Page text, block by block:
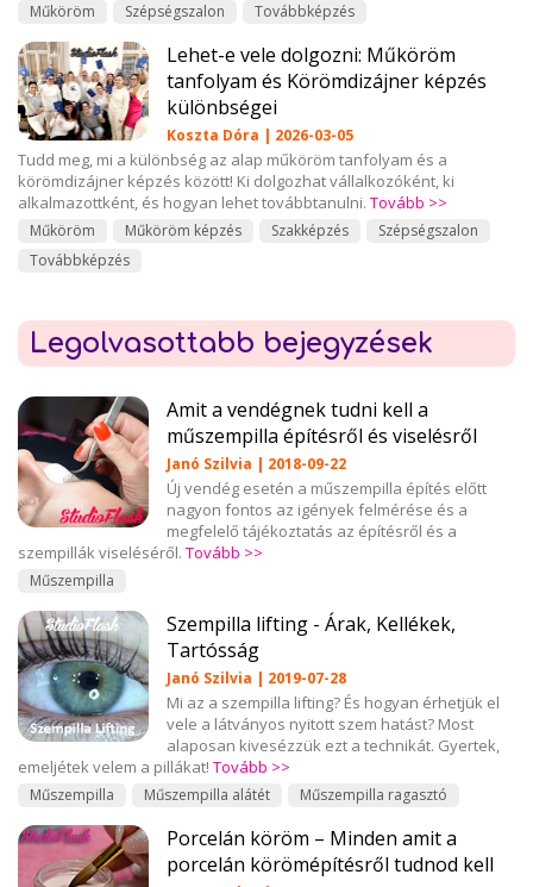
Műköröm Szépségszalon Továbbképzés
Lehet-e vele dolgozni: Műköröm
tanfolyam és Körömdizájner képzés
különbségei
Koszta Dóra | 2026-03-05
Tudd meg, mi a különbség az alap műköröm tanfolyam és a
körömdizájner képzés között! Ki dolgozhat vállalkozóként, ki
alkalmazottként, és hogyan lehet továbbtanulni. Tovább >>
Műköröm Műköröm képzés Szakképzés
Szépségszalon
Továbbképzés
Legolvasottabb bejegyzések
Amit a vendégnek tudni kell a
műszempilla építésről és viselésről
Janó Szilvia | 2018-09-22
Új vendég esetén a műszempilla építés előtt
nagyon fontos az igények felmérése és a
megfelelő tájékoztatás az építésről és a
szempillák viseléséről. Tovább >>
Műszempilla
Szempilla lifting - Árak, Kellékek,
Tartósság
Janó Szilvia | 2019-07-28
Mi az a szempilla lifting? És hogyan érhetjük el
vele a látványos nyitott szem hatást? Most
alaposan kivesézzük ezt a technikát. Gyertek,
emeljétek velem a pillákat! Tovább >>
Műszempilla Műszempilla alátét Műszempilla ragasztó
Porcelán köröm – Minden amit a
porcelán körömépítésről tudnod kell